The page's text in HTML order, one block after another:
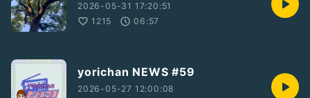
2026-05-31 17:20:51
1215
06:57
yorichan NEWS #59
2026-05-27 12:00:08